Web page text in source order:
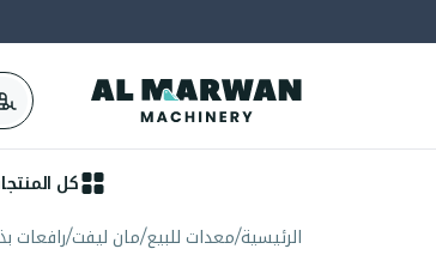
كل
الرئيسية معدات للبيع مان ليفت رافعات